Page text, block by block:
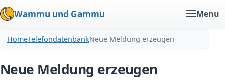
Wammu und Gammu Menu
HomeTelefondatenbankNeue Meldung erzeugen
Neue Meldung erzeugen